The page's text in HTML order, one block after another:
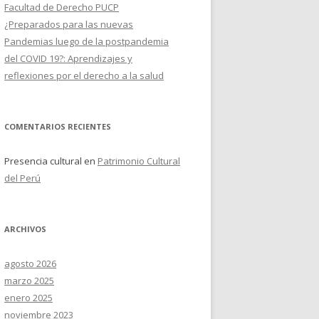
Facultad de Derecho PUCP
¿Preparados para las nuevas
Pandemias luego de la postpandemia
del COVID 19?: Aprendizajes y
reflexiones por el derecho a la salud
COMENTARIOS RECIENTES
Presencia cultural en Patrimonio Cultural
del Perú
ARCHIVOS
agosto 2026
marzo 2025
enero 2025
noviembre 2023